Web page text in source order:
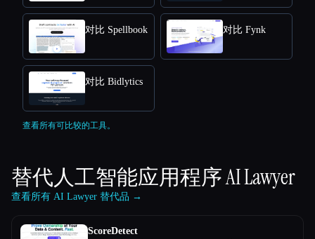
对比 Spellbook 对比 Fynk
对比 Bidlytics
查看所有可比较的工具。
替代人工智能应用程序AI Lawyer
查看所有 AI Lawyer 替代品 →
ScoreDetect